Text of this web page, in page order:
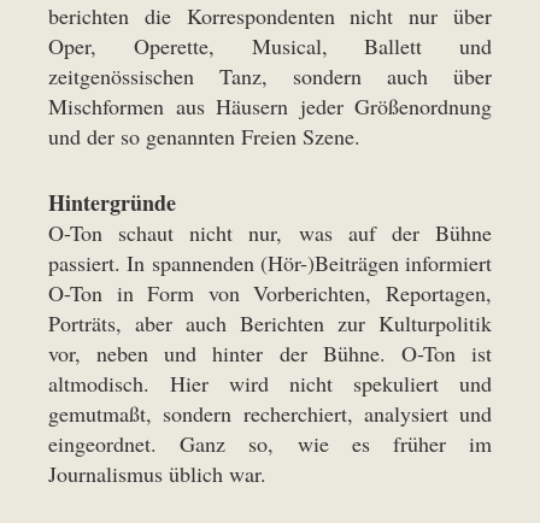
berichten die Korrespondenten nicht nur über
Oper, Operette, Musical, Ballett und
zeitgenössischen Tanz, sondern auch über
Mischformen aus Häusern jeder Größenordnung
und der so genannten Freien Szene.
Hintergründe
O-Ton schaut nicht nur, was auf der Bühne
passiert. In spannenden (Hör-)Beiträgen informiert
O-Ton in Form von Vorberichten, Reportagen,
Porträts, aber auch Berichten zur Kulturpolitik
vor, neben und hinter der Bühne. O-Ton ist
altmodisch. Hier wird nicht spekuliert und
gemutmaßt, sondern recherchiert, analysiert und
eingeordnet. Ganz so, wie es früher im
Journalismus üblich war.